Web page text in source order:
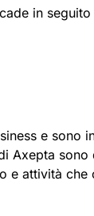
in
e sono
Axepta sono
e attività